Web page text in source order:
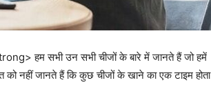
हम सभी उन सभी चीजों के बारे में जानते हैं जो हमें
नहीं जानते हैं कि कुछ चीजों के खाने का एक टाइम होता